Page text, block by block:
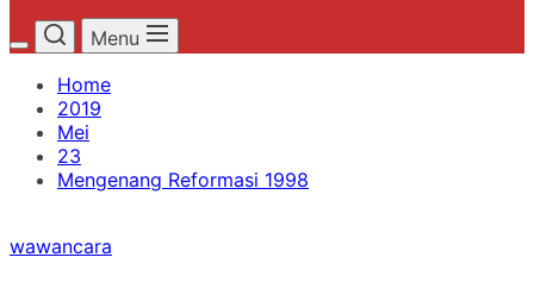
Menu
Home
2019
Mei
23
Mengenang Reformasi 1998
wawancara